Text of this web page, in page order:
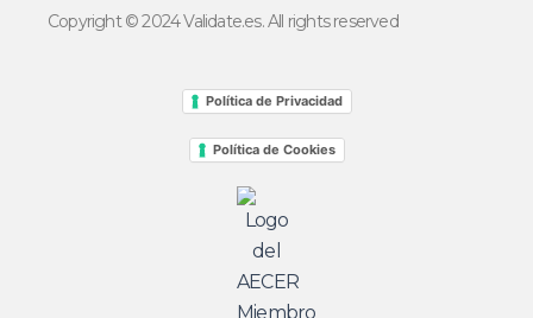
Copyright © 2024 Validate.es. All rights reserved
Política de Privacidad
Política de Cookies